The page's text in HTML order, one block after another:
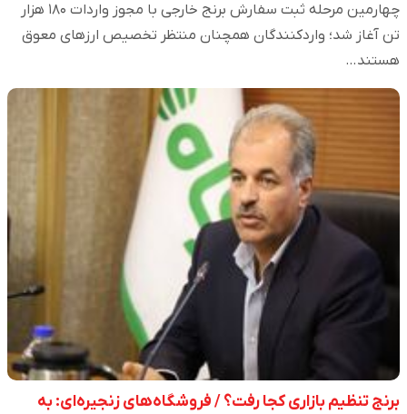
چهارمین مرحله ثبت سفارش برنج خارجی با مجوز واردات ۱۸۰ هزار
تن آغاز شد؛ واردکنندگان همچنان منتظر تخصیص ارزهای معوق
هستند…
برنج تنظیم بازاری کجا رفت؟ / فروشگاه‌های زنجیره‌ای: به